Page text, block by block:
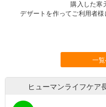
購入した寒
デザートを作ってご利用者
一
ヒューマンライフケア